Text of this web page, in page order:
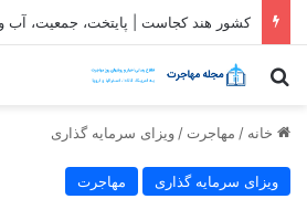
کشور هند کجاست | پایتخت، جمعیت، آب
جستجو برای
خانه / مهاجرت / ویزای سرمایه گذاری
ویزای سرمایه گذاری مهاجرت